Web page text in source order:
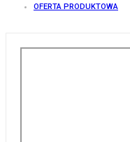
OFERTA PRODUKTOWA